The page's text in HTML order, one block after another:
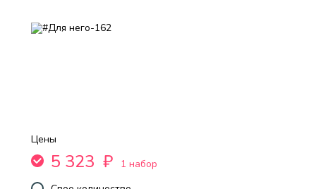
Цены
5 323 ₽
1 набор